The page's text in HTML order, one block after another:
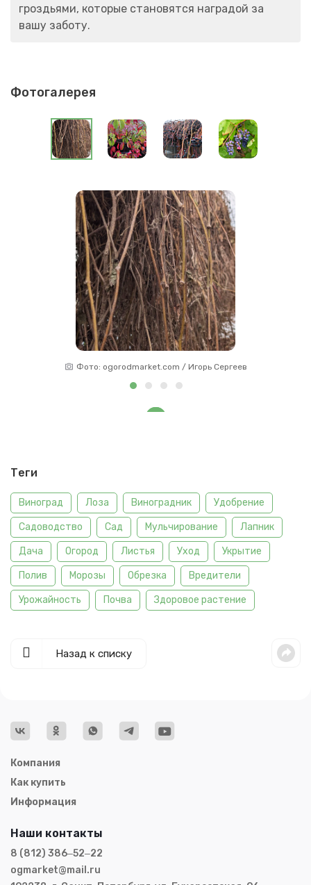
гроздьями, которые становятся наградой за
вашу заботу.
Фотогалерея
Фото: ogorodmarket.com / Игорь Сергеев
Теги
Виноград Лоза Виноградник Удобрение
Садоводство Сад Мульчирование Лапник
Дача Огород Листья Уход Укрытие
Полив Морозы Обрезка Вредители
Урожайность Почва Здоровое растение
Назад к списку
Компания
Как купить
Информация
Наши контакты
8 (812) 386‒52‒22
ogmarket@mail.ru